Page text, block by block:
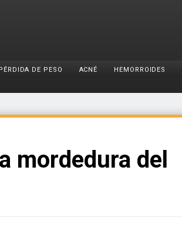
DE PESO ACNÉ HEMORROIDES
mordedura del